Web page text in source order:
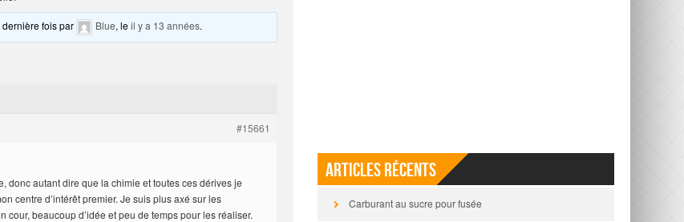
fois par Blue, leil y a 13 années.
#15661
donc autant dire que la chimie et toutes ces dérives je
centre d’intérêt premier. Je suis plus axé sur les
cour, beaucoup d’idée et peu de temps pour les réaliser.
Articles récents
Carburant au sucre pour fusée